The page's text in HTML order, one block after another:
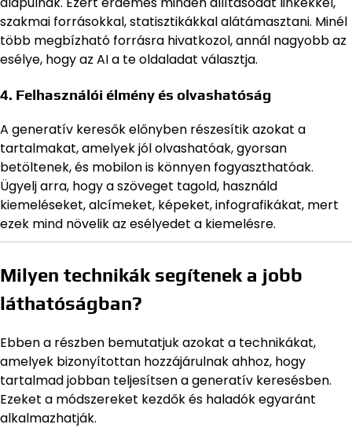
szakmai forrásokkal, statisztikákkal alátámasztani. Minél
több megbízható forrásra hivatkozol, annál nagyobb az
esélye, hogy az AI a te oldaladat választja.
4. Felhasználói élmény és olvashatóság
A generatív keresők előnyben részesítik azokat a
tartalmakat, amelyek jól olvashatóak, gyorsan
betöltenek, és mobilon is könnyen fogyaszthatóak.
Ügyelj arra, hogy a szöveget tagold, használd
kiemeléseket, alcímeket, képeket, infografikákat, mert
ezek mind növelik az esélyedet a kiemelésre.
Milyen technikák segítenek a jobb
láthatóságban?
Ebben a részben bemutatjuk azokat a technikákat,
amelyek bizonyítottan hozzájárulnak ahhoz, hogy
tartalmad jobban teljesítsen a generatív keresésben.
Ezeket a módszereket kezdők és haladók egyaránt
alkalmazhatják.